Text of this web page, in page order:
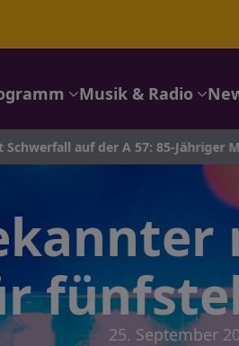
Musik & Radio
auf der A 57: 85-Jähriger
25. September